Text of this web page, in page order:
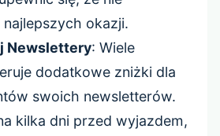
okazji.
Newslettery: Wiele
dodatkowe zniżki dla
swoich newsletterów.
kilka dni przed wyjazdem,